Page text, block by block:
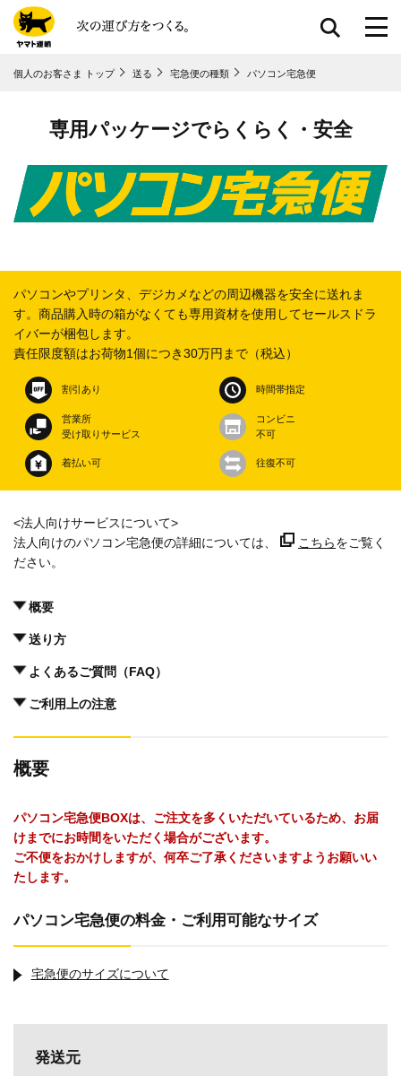
ページ本⽂に移動
個人のお客さま トップ 送る 宅急便の種類 パソコン宅急便
専用パッケージでらくらく・安全
パソコンやプリンタ、デジカメなどの周辺機器を安全に送れま
す。 商品購入時の箱がなくても専用資材を使用してセールスドラ
イバーが梱包します。
責任限度額はお荷物1個につき30万円まで（税込）
割引あり 時間帯指定
営業所
受け取りサービス
コンビニ
不可
着払い可 往復不可
<法人向けサービスについて>
法人向けのパソコン宅急便の詳細については、
こちらをご覧く
ださい。
概要
送り方
よくあるご質問（FAQ）
ご利用上の注意
概要
パソコン宅急便BOXは、ご注文を多くいただいているため、お届
けまでにお時間をいただく場合がございます。
ご不便をおかけしますが、何卒ご了承くださいますようお願いい
たします。
パソコン宅急便の料金・ご利用可能なサイズ
宅急便のサイズについて
発送元